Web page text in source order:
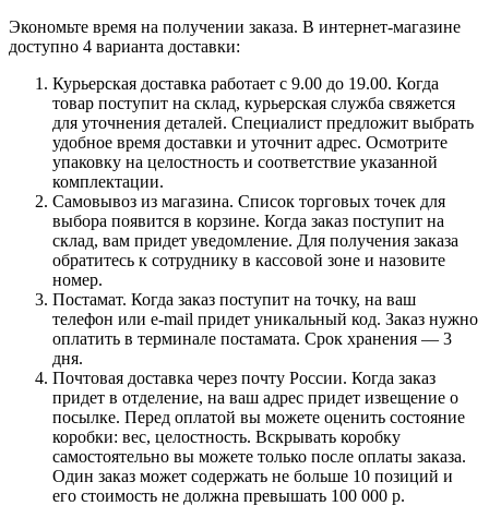
Экономьте время на получении заказа. В интернет-магазине
доступно 4 варианта доставки:
Курьерская доставка работает с 9.00 до 19.00. Когда
товар поступит на склад, курьерская служба свяжется
для уточнения деталей. Специалист предложит выбрать
удобное время доставки и уточнит адрес. Осмотрите
упаковку на целостность и соответствие указанной
комплектации.
Самовывоз из магазина. Список торговых точек для
выбора появится в корзине. Когда заказ поступит на
склад, вам придет уведомление. Для получения заказа
обратитесь к сотруднику в кассовой зоне и назовите
номер.
Постамат. Когда заказ поступит на точку, на ваш
телефон или e-mail придет уникальный код. Заказ нужно
оплатить в терминале постамата. Срок хранения — 3
дня.
Почтовая доставка через почту России. Когда заказ
придет в отделение, на ваш адрес придет извещение о
посылке. Перед оплатой вы можете оценить состояние
коробки: вес, целостность. Вскрывать коробку
самостоятельно вы можете только после оплаты заказа.
Один заказ может содержать не больше 10 позиций и
его стоимость не должна превышать 100 000 р.